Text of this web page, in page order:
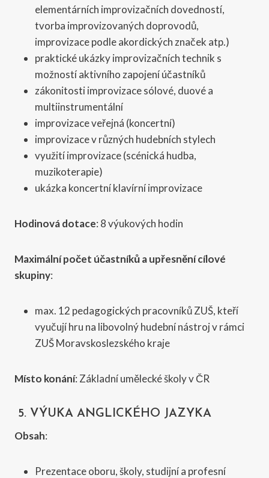
elementárních improvizačních dovedností,
tvorba improvizovaných doprovodů,
improvizace podle akordických značek atp.)
praktické ukázky improvizačních technik s
možností aktivního zapojení účastníků
zákonitosti improvizace sólové, duové a
multiinstrumentální
improvizace veřejná (koncertní)
improvizace v různých hudebních stylech
využití improvizace (scénická hudba,
muzikoterapie)
ukázka koncertní klavírní improvizace
Hodinová dotace: 8 výukových hodin
Maximální počet účastníků a upřesnění cílové
skupiny:
max. 12 pedagogických pracovníků ZUŠ, kteří
vyučují hru na libovolný hudební nástroj v rámci
ZUŠ Moravskoslezského kraje
Místo konání: Základní umělecké školy v ČR
5. VÝUKA ANGLICKÉHO JAZYKA
Obsah:
Prezentace oboru, školy, studijní a profesní